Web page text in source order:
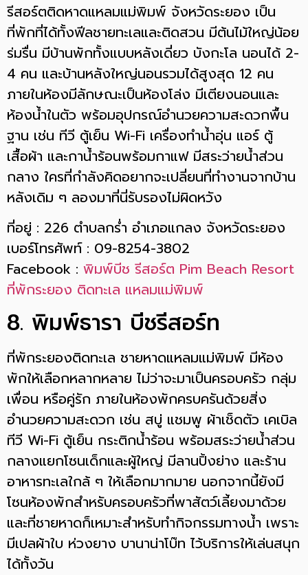
รีสอร์ตติดหาดแหลมแม่พิมพ์ จังหวัดระยอง เป็น
ที่พักที่ได้ทั้งฟีลชายทะเลและติดสวน มีต้นไม้ใหญ่น้อย
ร่มรื่น มีบ้านพักทั้งแบบหลังเดี่ยว บังกะโล นอนได้ 2-
4 คน และบ้านหลังใหญ่นอนรวมได้สูงสุด 12 คน
ภายในห้องมีลักษณะเป็นห้องโล่ง มีเตียงนอนและ
ห้องน้ำในตัว พร้อมอุปกรณ์อำนวยความสะดวกพื้น
ฐาน เช่น ทีวี ตู้เย็น Wi-Fi เครื่องทำน้ำอุ่น แอร์ ตู้
เสื้อผ้า และกาน้ำร้อนพร้อมกาแฟ มีสระว่ายน้ำส่วน
กลาง ใครที่กำลังคิดอยากจะเปลี่ยนที่ทำงานจากบ้าน
หลังเดิม ๆ ลองมาที่นี่รับรองไม่ผิดหวัง
ที่อยู่ : 226 ตำบลกร่ำ อำเภอแกลง จังหวัดระยอง
เบอร์โทรศัพท์ : 09-8254-3802
Facebook : พิมพ์บีช รีสอร์ต Pim Beach Resort
ที่พักระยอง ติดทะเล แหลมแม่พิมพ์
8. พิมพ์ธารา บีชรีสอร์ท
ที่พักระยองติดทะเล ชายหาดแหลมแม่พิมพ์ มีห้อง
พักให้เลือกหลากหลาย ไม่ว่าจะมาเป็นครอบครัว กลุ่ม
เพื่อน หรือคู่รัก ภายในห้องพักครบครันด้วยสิ่ง
อำนวยความสะดวก เช่น สบู่ แชมพู ผ้าเช็ดตัว เคเบิล
ทีวี Wi-Fi ตู้เย็น กระติกน้ำร้อน พร้อมสระว่ายน้ำส่วน
กลางแยกโซนเด็กและผู้ใหญ่ มีลานปิ้งย่าง และร้าน
อาหารทะเลใกล้ ๆ ให้เลือกมากมาย นอกจากนี้ยังมี
โซนห้องพักสำหรับครอบครัวที่พาสัตว์เลี้ยงมาด้วย
และที่ชายหาดก็เหมาะสำหรับทำกิจกรรมทางน้ำ เพราะ
มีเปลผ้าใบ ห่วงยาง บานาน่าโบ๊ท ไว้บริการให้เล่นสนุก
ได้ทั้งวัน